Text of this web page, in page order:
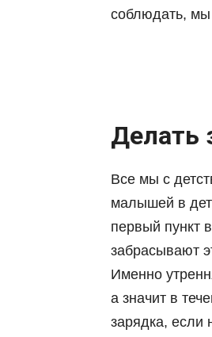
соблюдать, мы
Делать
Все мы с
малышей в
первый пункт
забрасывают
Именно
а значит в
зарядка, если